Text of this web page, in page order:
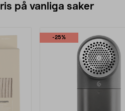
på vanliga saker
-25%